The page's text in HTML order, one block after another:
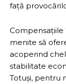
față
Compensațiile
menite să
acoperind
stabilitate
Totuși, pentru